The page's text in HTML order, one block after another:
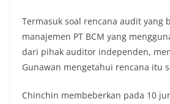
Termasuk soal rencana audit yang
manajemen PT BCM yang
dari pihak auditor independen,
Gunawan mengetahui rencana itu
Chinchin membeberkan pada 10